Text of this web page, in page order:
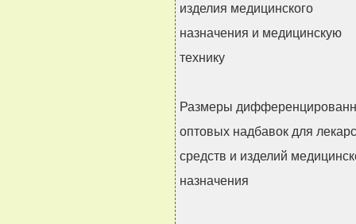
изделия медицинского
назначения и медицинскую
технику
Размеры
оптовых надбавок для
средств и изделий
назначения